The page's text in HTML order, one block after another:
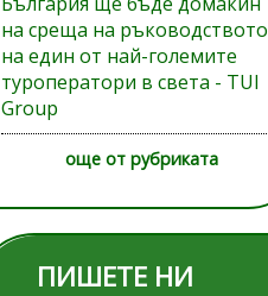
на среща на ръководството
на един от най-големите
туроператори в света - TUI
Group
още от рубриката
ПИШЕТЕ НИ